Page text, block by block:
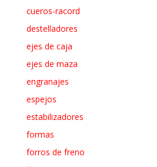
cueros-racord
destelladores
ejes de caja
ejes de maza
engranajes
espejos
estabilizadores
formas
forros de freno